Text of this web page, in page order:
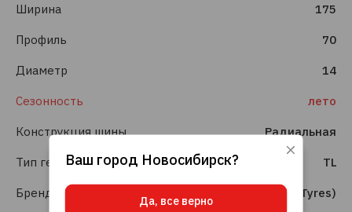
Ширина 175
Профиль 70
Диаметр 14
Сезонность лето
Конструкция шины Радиальная
Тип герметизации TL
Бренд Ikon (Nokian Tyres)
Ваш город Новосибирск?
Да, все верно
Используя данный сайт, вы даете согласие
нам делать его удобнее для вас.